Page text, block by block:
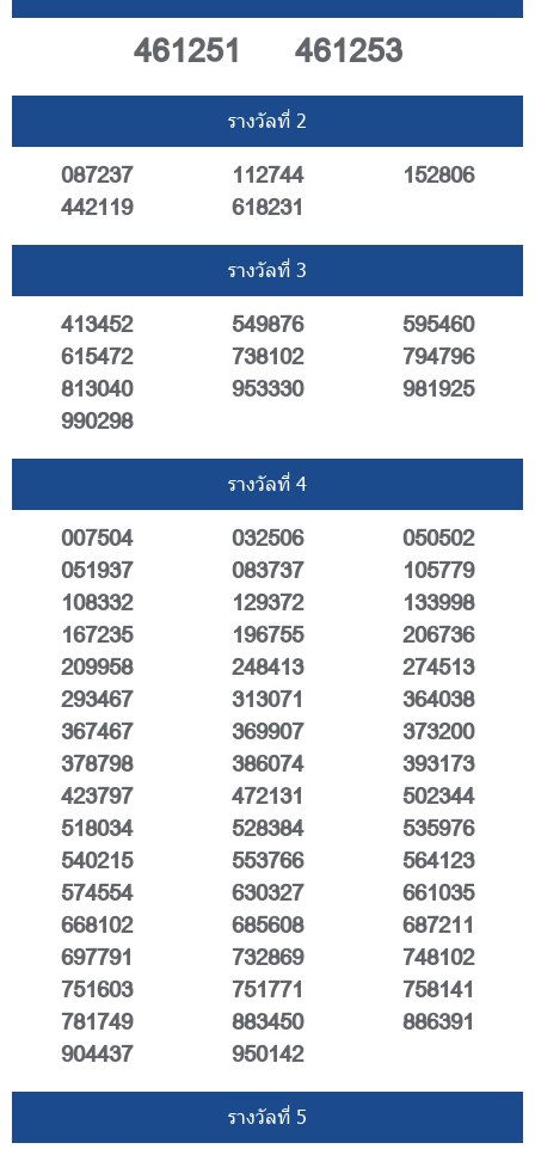
461251 461253
รางวัลที่ 2
087237 112744 152806
442119 618231
รางวัลที่ 3
413452 549876 595460
615472 738102 794796
813040 953330 981925
990298
รางวัลที่ 4
007504 032506 050502
051937 083737 105779
108332 129372 133998
167235 196755 206736
209958 248413 274513
293467 313071 364038
367467 369907 373200
378798 386074 393173
423797 472131 502344
518034 528384 535976
540215 553766 564123
574554 630327 661035
668102 685608 687211
697791 732869 748102
751603 751771 758141
781749 883450 886391
904437 950142
รางวัลที่ 5